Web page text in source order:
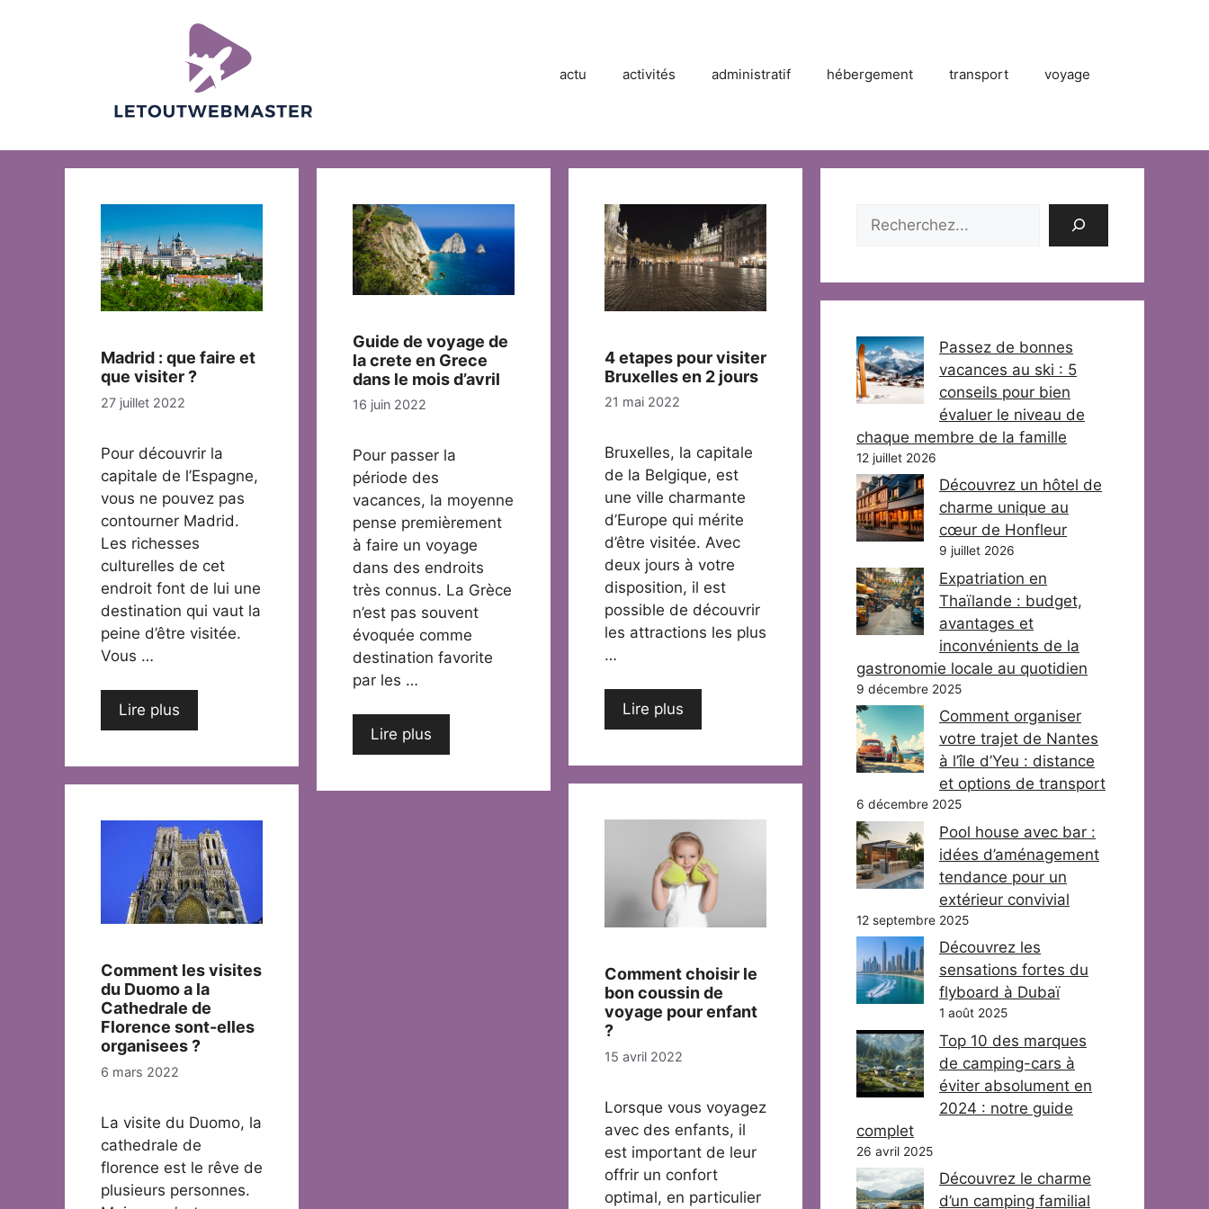
actu activités administratif hébergement transport voyage
Madrid : que faire et
que visiter ?
27 juillet 2022
Pour découvrir la
capitale de l’Espagne,
vous ne pouvez pas
contourner Madrid.
Les richesses
culturelles de cet
endroit font de lui une
destination qui vaut la
peine d’être visitée.
Vous …
Lire plus
Guide de voyage de
la crete en Grece
dans le mois d’avril
16 juin 2022
Pour passer la
période des
vacances, la moyenne
pense premièrement
à faire un voyage
dans des endroits
très connus. La Grèce
n’est pas souvent
évoquée comme
destination favorite
par les …
Lire plus
4 etapes pour visiter
Bruxelles en 2 jours
21 mai 2022
Bruxelles, la capitale
de la Belgique, est
une ville charmante
d’Europe qui mérite
d’être visitée. Avec
deux jours à votre
disposition, il est
possible de découvrir
les attractions les plus
…
Lire plus
Comment choisir le
bon coussin de
voyage pour enfant
?
15 avril 2022
Lorsque vous voyagez
avec des enfants, il
est important de leur
offrir un confort
optimal, en particulier
Comment les visites
du Duomo a la
Cathedrale de
Florence sont-elles
organisees ?
6 mars 2022
La visite du Duomo, la
cathedrale de
florence est le rêve de
plusieurs personnes.
Passez de bonnes
vacances au ski : 5
conseils pour bien
évaluer le niveau de
chaque membre de la famille
12 juillet 2026
Découvrez un hôtel de
charme unique au
cœur de Honfleur
9 juillet 2026
Expatriation en
Thaïlande : budget,
avantages et
inconvénients de la
gastronomie locale au quotidien
9 décembre 2025
Comment organiser
votre trajet de Nantes
à l’île d’Yeu : distance
et options de transport
6 décembre 2025
Pool house avec bar :
idées d’aménagement
tendance pour un
extérieur convivial
12 septembre 2025
Découvrez les
sensations fortes du
flyboard à Dubaï
1 août 2025
Top 10 des marques
de camping-cars à
éviter absolument en
2024 : notre guide
complet
26 avril 2025
Découvrez le charme
d’un camping familial